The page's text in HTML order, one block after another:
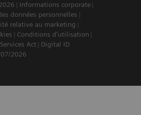
Informations corporate
données personnelles
relative au marketing
Conditions d'utilisation
Act
Digital ID
2026